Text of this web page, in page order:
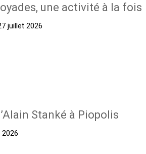
une activité à la fois
juillet 2026
Stanké à Piopolis